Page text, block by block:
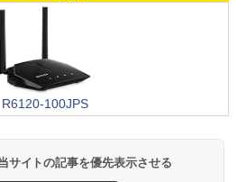
R6120-100JPS
サイトの記事を優先表示させる